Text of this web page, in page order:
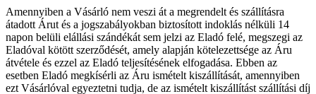
Amennyiben a Vásárló nem veszi át a megrendelt és szállításra
átadott Árut és a jogszabályokban biztosított indoklás nélküli 14
napon belüli elállási szándékát sem jelzi az Eladó felé, megszegi az
Eladóval kötött szerződését, amely alapján kötelezettsége az Áru
átvétele és ezzel az Eladó teljesítésének elfogadása. Ebben az
esetben Eladó megkísérli az Áru ismételt kiszállítását, amennyiben
ezt Vásárlóval egyeztetni tudja, de az ismételt kiszállítást szállítási díj